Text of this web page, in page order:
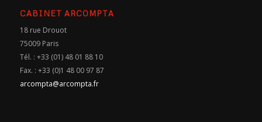
CABINET ARCOMPTA
18 rue Drouot
75009 Paris
Tél. : +33 (01) 48 01 88 10
Fax. : +33 (0)1 48 00 97 87
arcompta@arcompta.fr